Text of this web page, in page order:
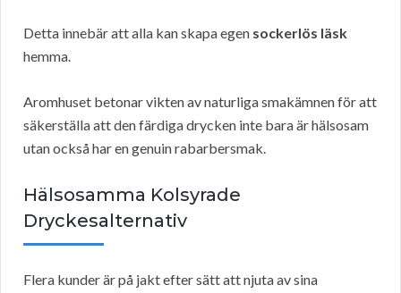
Detta innebär att alla kan skapa egen sockerlös läsk
hemma.
Aromhuset betonar vikten av naturliga smakämnen för att
säkerställa att den färdiga drycken inte bara är hälsosam
utan också har en genuin rabarbersmak.
Hälsosamma Kolsyrade
Dryckesalternativ
Flera kunder är på jakt efter sätt att njuta av sina